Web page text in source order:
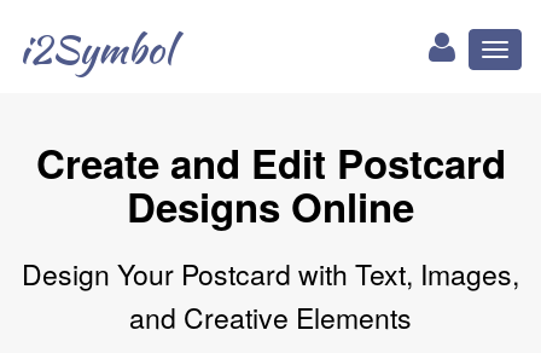
i2Symbol
Create and Edit Postcard
Designs Online
Design Your Postcard with Text, Images,
and Creative Elements